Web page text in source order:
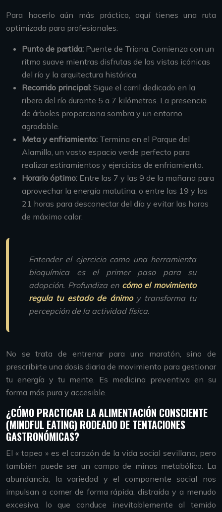
Para hacerlo aún más práctico, aquí tienes una ruta
optimizada para profesionales:
Punto de partida: Puente de Triana. Comienza con un
ritmo suave mientras disfrutas de las vistas icónicas
del río y la arquitectura histórica.
Recorrido principal: Sigue el carril dedicado en la
ribera del río durante 5 a 7 kilómetros. La presencia
de árboles proporciona sombra y un entorno
agradable.
Meta y enfriamiento: Termina en el Parque del
Alamillo, un vasto espacio verde perfecto para
realizar estiramientos y ejercicios de enfriamiento.
Horario óptimo: Entre las 7 y las 9 de la mañana para
aprovechar la energía matutina, o entre las 19 y las
21 horas para desconectar del día y evitar las horas
de máximo calor.
Entender el ejercicio como una herramienta
bioquímica es el primer paso para su
adopción. Profundiza en cómo el movimiento
regula tu estado de ánimoy transforma tu
percepción de la actividad física.
No se trata de entrenar para una maratón, sino de
prescribirte una dosis diaria de movimiento para gestionar
tu energía y tu mente. Es medicina preventiva en su
forma más pura y accesible.
¿CÓMO PRACTICAR LA ALIMENTACIÓN CONSCIENTE
(MINDFUL EATING) RODEADO DE TENTACIONES
GASTRONÓMICAS?
El « tapeo » es el corazón de la vida social sevillana, pero
también puede ser un campo de minas metabólico. La
abundancia, la variedad y el componente social nos
impulsan a comer de forma rápida, distraída y a menudo
excesiva, lo que conduce inevitablemente al temido